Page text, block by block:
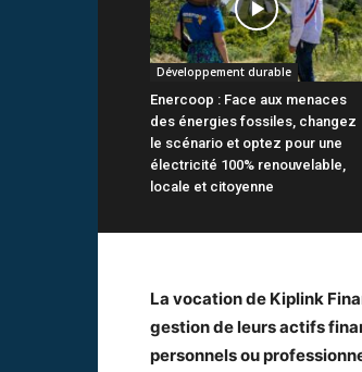
Développement durable
Enercoop : Face aux menaces
des énergies fossiles, changez
le scénario et optez pour une
électricité 100% renouvelable,
locale et citoyenne
La vocation de Kiplink
gestion de leurs actifs
personnels ou